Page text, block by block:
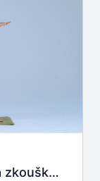
Členství na 3 měsíce (7 dní na zkoušku zdarma)